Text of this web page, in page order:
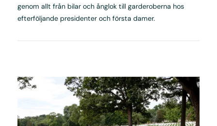
genom allt från bilar och ånglok till garderoberna hos
efterföljande presidenter och första damer.